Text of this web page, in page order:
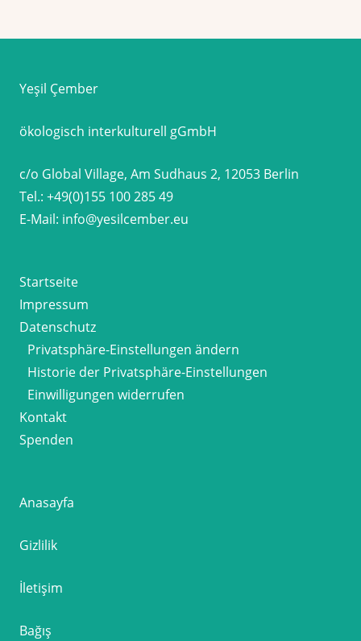
Yeşil Çember
ökologisch interkulturell gGmbH
c/o Global Village, Am Sudhaus 2, 12053 Berlin
Tel.: +49(0)155 100 285 49
E-Mail: info@yesilcember.eu
Startseite
Impressum
Datenschutz
Privatsphäre-Einstellungen ändern
Historie der Privatsphäre-Einstellungen
Einwilligungen widerrufen
Kontakt
Spenden
Anasayfa
Gizlilik
İletişim
Bağış